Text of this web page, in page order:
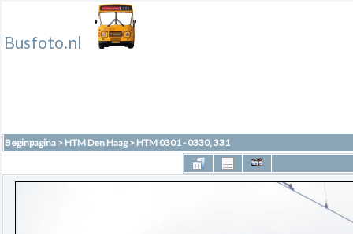
Busfoto.nl
Beginpagina > HTM Den Haag> HTM 0301 - 0330, 331